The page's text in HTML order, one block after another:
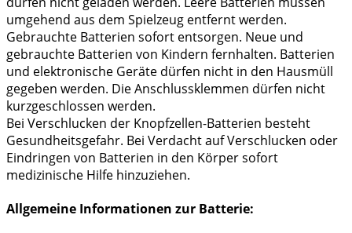
umgehend aus dem Spielzeug entfernt werden.
Gebrauchte Batterien sofort entsorgen. Neue und
gebrauchte Batterien von Kindern fernhalten. Batterien
und elektronische Geräte dürfen nicht in den Hausmüll
gegeben werden. Die Anschlussklemmen dürfen nicht
kurzgeschlossen werden.
Bei Verschlucken der Knopfzellen-Batterien besteht
Gesundheitsgefahr. Bei Verdacht auf Verschlucken oder
Eindringen von Batterien in den Körper sofort
medizinische Hilfe hinzuziehen.
Allgemeine Informationen zur Batterie: